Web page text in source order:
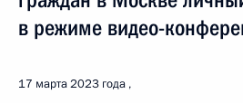
в режиме видео-
17 марта 2023 года